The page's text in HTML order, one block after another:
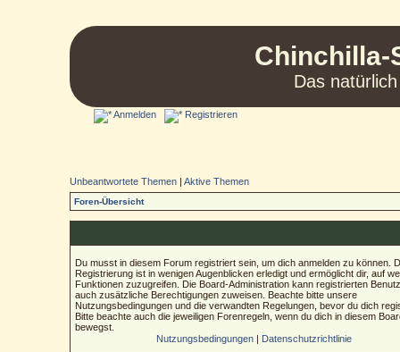
Chinchilla-
Das
Anmelden Registrieren
Unbeantwortete Themen |Aktive Themen
Foren-Übersicht
Du musst in diesem Forum registriert sein, um dich anmelden zu können.
Registrierung ist in wenigen Augenblicken erledigt und ermöglicht dir, auf
Funktionen zuzugreifen. Die Board-Administration kann registrierten
auch zusätzliche Berechtigungen zuweisen. Beachte bitte unsere
Nutzungsbedingungen und die verwandten Regelungen, bevor du dich
Bitte beachte auch die jeweiligen Forenregeln, wenn du dich in diesem
bewegst.
Nutzungsbedingungen| Datenschutzrichtlinie